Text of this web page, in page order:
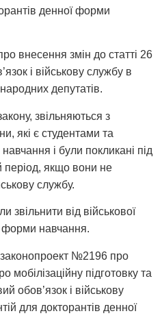
денної форми
внесення змін до статті 26
і військову службу в
депутатів.
звільняються з
які є студентами та
і були покликані під
період, якщо вони не
службу.
звільнити від військової
форми навчання.
законопроект №2196 про
мобілізаційну підготовку та
обов’язок і військову
для докторантів денної